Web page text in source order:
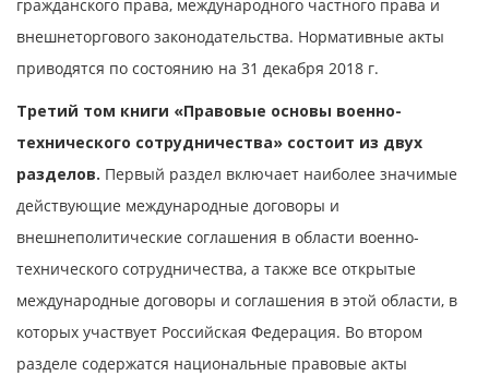
гражданского права, международного частного права и
внешнеторгового законодательства. Нормативные акты
приводятся по состоянию на 31 декабря 2018 г.
Третий том книги «Правовые основы военно-
технического сотрудничества» состоит из двух
разделов. Первый раздел включает наиболее значимые
действующие международные договоры и
внешнеполитические соглашения в области военно-
технического сотрудничества, а также все открытые
международные договоры и соглашения в этой области, в
которых участвует Российская Федерация. Во втором
разделе содержатся национальные правовые акты